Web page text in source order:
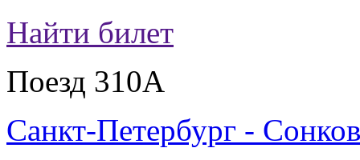
Найти билет
Поезд 310А
Санкт-Петербург -